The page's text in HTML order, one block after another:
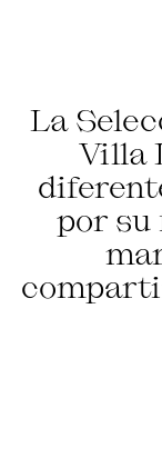
La
Villa
por su